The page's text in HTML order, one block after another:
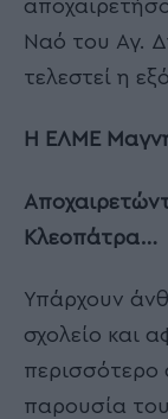
Ναό του Αγ.
τελεστεί η
Η ΕΛΜΕ
Κλεοπάτρα…
Υπάρχουν
σχολείο και
περισσότερο
παρουσία